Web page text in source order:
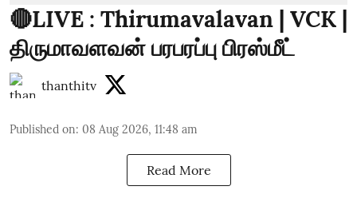
🔴LIVE : Thirumavalavan | VCK |
திருமாவளவன் பரபரப்பு பிரஸ்மீட்
thanthitv
Published on: 08 Aug 2026, 11:48 am
Read More